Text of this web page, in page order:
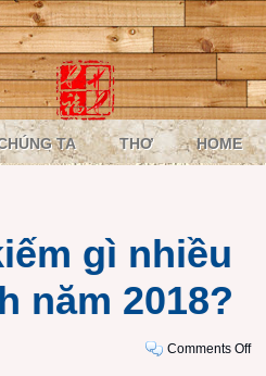
TA THƠ HOME
gì nhiều
năm 2018?
Comments Offon